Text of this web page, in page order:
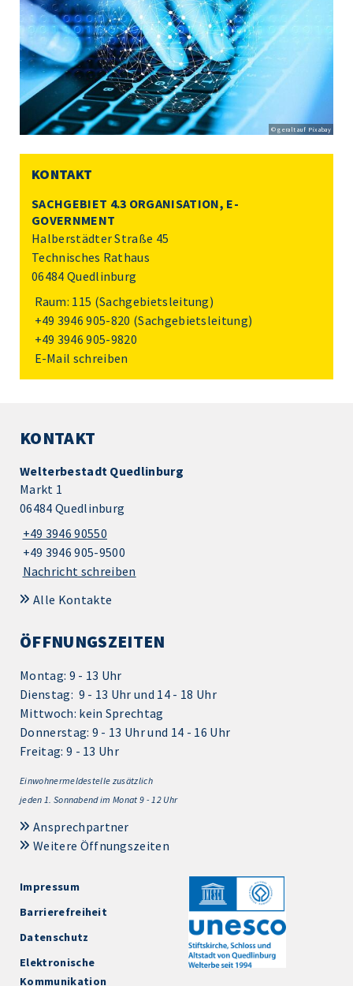
© geralt auf Pixabay
KONTAKT
SACHGEBIET 4.3 ORGANISATION, E-
GOVERNMENT
Halberstädter Straße 45
Technisches Rathaus
06484 Quedlinburg
Raum: 115 (Sachgebietsleitung)
+49 3946 905-820 (Sachgebietsleitung)
+49 3946 905-9820
E-Mail schreiben
KONTAKT
Welterbestadt Quedlinburg
Markt 1
06484 Quedlinburg
+49 3946 90550
+49 3946 905-9500
Nachricht schreiben
Alle Kontakte
ÖFFNUNGSZEITEN
Montag: 9 - 13 Uhr
Dienstag: 9 - 13 Uhr und 14 - 18 Uhr
Mittwoch: kein Sprechtag
Donnerstag: 9 - 13 Uhr und 14 - 16 Uhr
Freitag: 9 - 13 Uhr
Einwohnermeldestelle zusätzlich
jeden 1. Sonnabend im Monat 9 - 12 Uhr
Ansprechpartner
Weitere Öffnungszeiten
Impressum
Barrierefreiheit
Datenschutz
Elektronische
Kommunikation